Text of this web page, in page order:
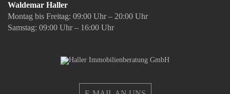
Waldemar Haller
Montag bis Freitag: 09:00 Uhr – 20:00 Uhr
Samstag: 09:00 Uhr – 16:00 Uhr